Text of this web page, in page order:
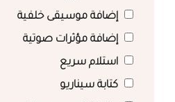
إضافة موسيقى خلفية
إضافة مؤثرات صوتية
استلام سريع
كتابة سيناريو